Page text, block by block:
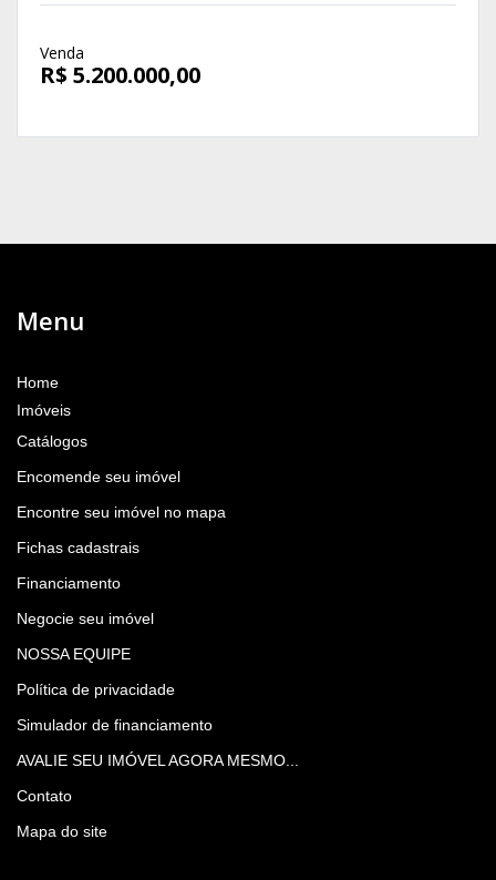
Venda
R$ 5.200.000,00
Menu
Home
Imóveis
Catálogos
Encomende seu imóvel
Encontre seu imóvel no mapa
Fichas cadastrais
Financiamento
Negocie seu imóvel
NOSSA EQUIPE
Política de privacidade
Simulador de financiamento
AVALIE SEU IMÓVEL AGORA MESMO...
Contato
Mapa do site